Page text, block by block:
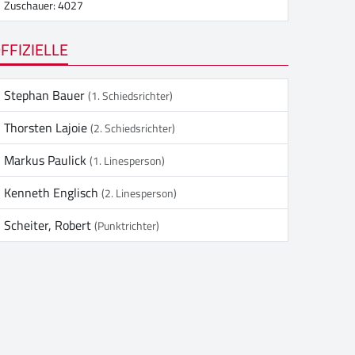
Zuschauer: 4027
Stephan Bauer(1. Schiedsrichter)
Thorsten Lajoie(2. Schiedsrichter)
Markus Paulick(1. Linesperson)
Kenneth Englisch(2. Linesperson)
Scheiter, Robert(Punktrichter)